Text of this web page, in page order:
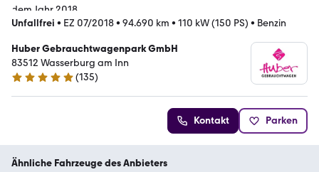
Unfallfrei • EZ 07/2018• 94.690 km • 110 kW (150 PS) • Benzin
Huber Gebrauchtwagenpark GmbH
83512 Wasserburg am Inn
5 Sterne
(135)
Kontakt Parken
Ähnliche Fahrzeuge des Anbieters